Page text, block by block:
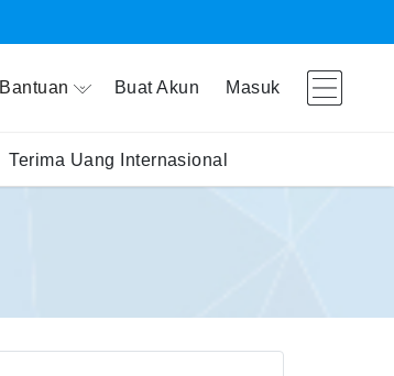
Bantuan Buat Akun Masuk
Terima Uang Internasional